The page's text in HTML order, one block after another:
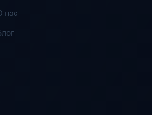
нас